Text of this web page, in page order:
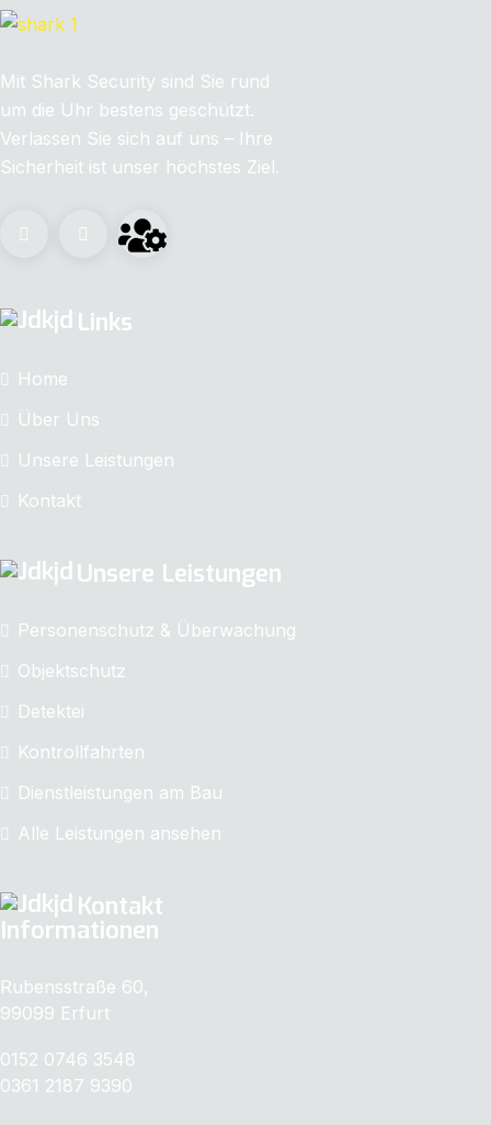
Mit Shark Security sind Sie rund
um die Uhr bestens geschützt.
Verlassen Sie sich auf uns – Ihre
Sicherheit ist unser höchstes Ziel.
Links
Home
Über Uns
Unsere Leistungen
Kontakt
Unsere Leistungen
Personenschutz & Überwachung
Objektschutz
Detektei
Kontrollfahrten
Dienstleistungen am Bau
Alle Leistungen ansehen
Kontakt
Informationen
Rubensstraße 60,
99099 Erfurt
0152 0746 3548
0361 2187 9390